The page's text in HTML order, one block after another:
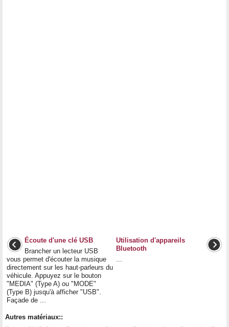
Écoute d'une clé USB
Brancher un lecteur USB
vous permet d'écouter la musique
directement sur les haut-parleurs du
véhicule. Appuyez sur le bouton
"MEDIA" (Type A) ou "MODE"
(Type B) jusqu'à afficher "USB".
Façade de ...
Utilisation d'appareils
Bluetooth
Autres matériaux::